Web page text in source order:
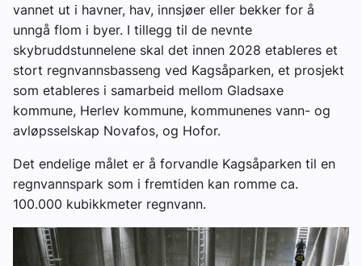
vannet ut i havner, hav, innsjøer eller bekker for å
unngå flom i byer. I tillegg til de nevnte
skybruddstunnelene skal det innen 2028 etableres et
stort regnvannsbasseng ved Kagsåparken, et prosjekt
som etableres i samarbeid mellom Gladsaxe
kommune, Herlev kommune, kommunenes vann- og
avløpsselskap Novafos, og Hofor.
Det endelige målet er å forvandle Kagsåparken til en
regnvannspark som i fremtiden kan romme ca.
100.000 kubikkmeter regnvann.